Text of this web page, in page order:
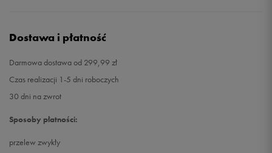
Dostawa i płatność
Darmowa dostawa od 299,99 zł
Czas realizacji 1-5 dni roboczych
30 dni na zwrot
Sposoby płatności:
przelew zwykły